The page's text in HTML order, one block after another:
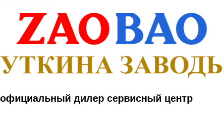
официальный дилер сервисный центр